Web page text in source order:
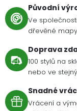
Původní
Ve
dřevěné
Doprava
100 stylů na
nebo ve
Snadné
Vrácení a